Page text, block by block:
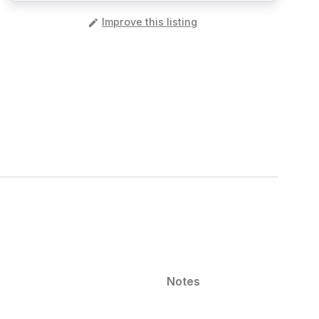
Improve this listing
Notes